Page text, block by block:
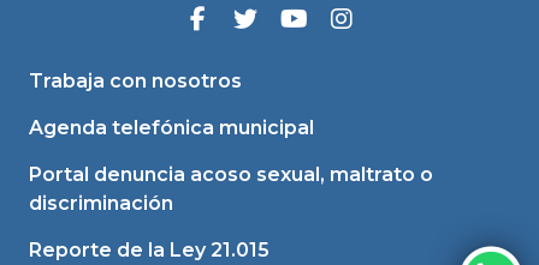
Trabaja con nosotros
Agenda telefónica municipal
Portal denuncia acoso sexual, maltrato o
discriminación
Reporte de la Ley 21.015